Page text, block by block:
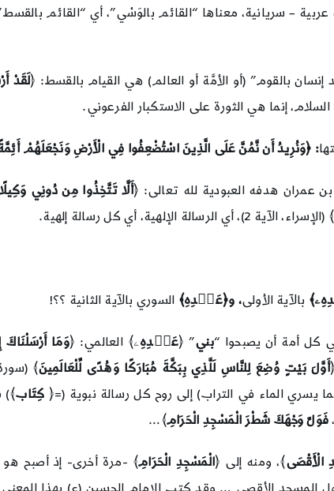
– سريانية، معناها “القائم بالوَسْي”، أي “القائم
إنسان بالقوم” (أو الأمَّة أو العالم) هي القيام بالقسط: ﴿لَقَدْ
إنما هي الثورة على الاستكبار الفرعوني.
: ﴿وَنُرِيدُ أَن نَّمُنَّ عَلَى الَّذِينَ اسْتُضْعِفُوا فِي الْأَرْضِ وَنَجْعَلَهُمْ أَئِمَّةً
هدفه العبودية لله تعالى: ﴿أَلَّا تَتَّخِذُوا مِن دُونِي
﴾ (الإسراء، الآية 2)، أي الرسالة الإلهية، أي كل رسالة إلهية.
بالآية الأولى، و﴿عَبۡدِهِ﴾ السوري بالآية الثانية ؟؟!
كل أمة أن يصبحوا “بني” ﴿عَبۡدِهِۦ﴾ العالمي: ﴿وَمَا أَرْسَلْنَاكَ
أَوَّلَ بَيْتٍ وُضِعَ لِلنَّاسِ لَلَّذِي بِبَكَّةَ مُبَارَكًا وَهُدًى لِّلْعَالَمِينَ
يسري الماء في التراب) إلى روح كل رسالة نبوية (=﴿ كِتَاب
فَوَلِّ وَجْهَكَ شَطْرَ الْمَسْجِدِ الْحَرَامِ﴾…
الْأَقْصَى﴾، ومنه إلى ﴿الْمَسْجِدِ الْحَرَامِ﴾ -مرة أخرى- إذ أصبح هو